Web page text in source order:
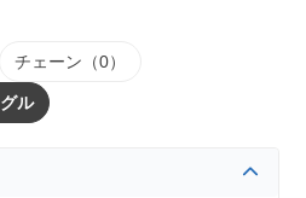
チェーン（0）
ル